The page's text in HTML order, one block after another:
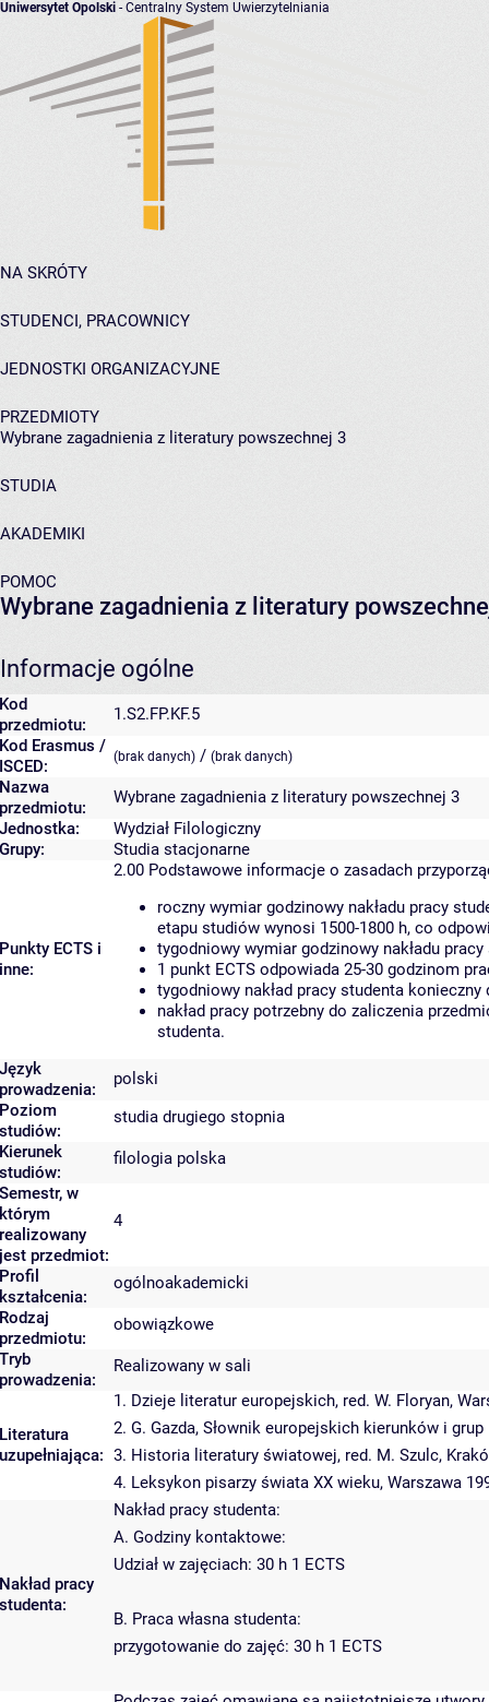
Uniwersytet Opolski - Centralny System Uwierzytelniania
NA SKRÓTY
STUDENCI, PRACOWNICY
JEDNOSTKI ORGANIZACYJNE
PRZEDMIOTY
Wybrane zagadnienia z literatury powszechnej 3
STUDIA
AKADEMIKI
POMOC
Wybrane zagadnienia z literatury
Informacje ogólne
Kod
przedmiotu:
1.S2.FP.KF.5
Kod Erasmus /
ISCED:
(brak danych) / (brak danych)
Nazwa
przedmiotu:
Wybrane zagadnienia z literatury powszechnej 3
Jednostka:
Wydział Filologiczny
Grupy:
Studia stacjonarne
Punkty ECTS i
inne:
2.00 Podstawowe informacje o zasadach
roczny wymiar godzinowy nakładu pracy
etapu studiów wynosi 1500-1800 h, co
tygodniowy wymiar godzinowy nakładu
1 punkt ECTS odpowiada 25-30 godzinom
tygodniowy nakład pracy studenta
nakład pracy potrzebny do zaliczenia
studenta.
Język
prowadzenia:
polski
Poziom
studiów:
studia drugiego stopnia
Kierunek
studiów:
filologia polska
Semestr, w
którym
realizowany
jest przedmiot:
4
Profil
kształcenia:
ogólnoakademicki
Rodzaj
przedmiotu:
obowiązkowe
Tryb
prowadzenia:
Realizowany w sali
Literatura
uzupełniająca:
1. Dzieje literatur europejskich, red. W. Floryan,
2. G. Gazda, Słownik europejskich kierunków i
3. Historia literatury światowej, red. M. Szulc,
4. Leksykon pisarzy świata XX wieku, Warszawa
Nakład pracy
studenta:
Nakład pracy studenta:
A. Godziny kontaktowe:
Udział w zajęciach: 30 h 1 ECTS
B. Praca własna studenta:
przygotowanie do zajęć: 30 h 1 ECTS